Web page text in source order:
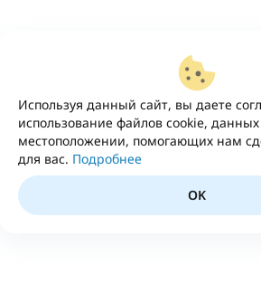
Используя данный сайт, вы даете
использование файлов cookie,
местоположении, помогающих нам
для вас. Подробнее
OK